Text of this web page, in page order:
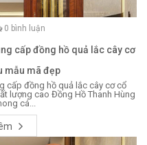
0 bình luận
cấp đồng hồ quả lắc cây cơ
mẫu mã đẹp
cấp đồng hồ quả lắc cây cơ cổ
lượng cao Đồng Hồ Thanh Hùng
cá...